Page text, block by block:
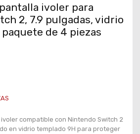
ivoler para
2, 7.9 pulgadas, vidrio
de 4 piezas
compatible con Nintendo Switch 2
en vidrio templado 9H para proteger